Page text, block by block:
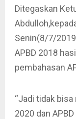
Ditegaskan
Senin(8/7/
APBD 2018
pembahasan
“Jadi tidak
2020 dan